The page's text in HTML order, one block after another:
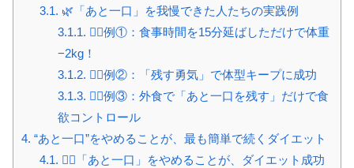
3.1. 🌿「あと一口」を我慢できた人たちの実践例
3.1.1. 🧍‍♀️例①：食事時間を15分延ばしただけで体重
−2kg！
3.1.2. 🧍‍♀️例②：「残す勇気」で体型キープに成功
3.1.3. 🧍‍♀️例③：外食で「あと一口を残す」だけで食
欲コントロール
4. “あと一口”をやめることが、最も簡単で続くダイエット
4.1. 🧘‍♀️「あと一口」をやめることが、ダイエット成功